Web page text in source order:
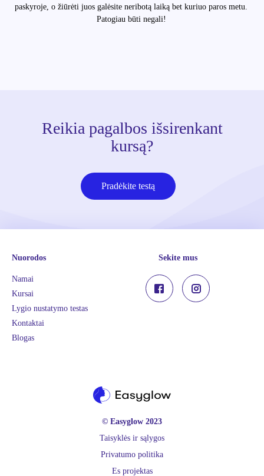
paskyroje, o žiūrėti juos galėsite neribotą laiką bet kuriuo paros metu.
Patogiau būti negali!
Reikia pagalbos išsirenkant
kursą?
Pradėkite testą
Nuorodos
Namai
Kursai
Lygio nustatymo testas
Kontaktai
Blogas
Sekite mus
© Easyglow 2023
Taisyklės ir sąlygos
Privatumo politika
Es projektas